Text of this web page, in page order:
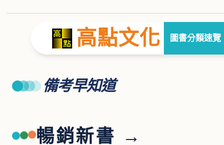
高點文化 圖書分類速覽
備考早知道
暢銷新書 →